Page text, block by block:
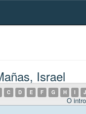
Israel
C D E F G H I J
O